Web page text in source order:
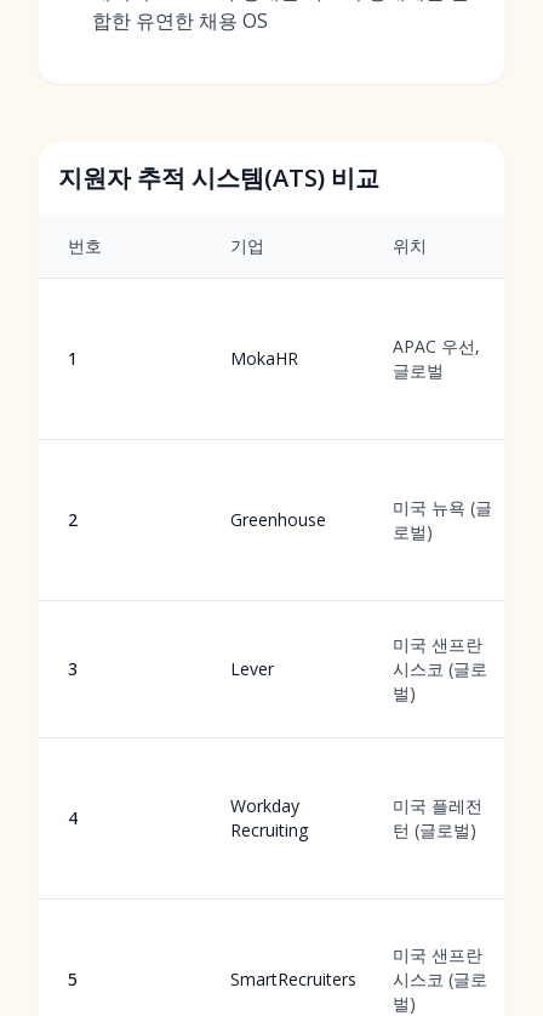
합한 유연한 채용 OS
지원자 추적 시스템(ATS) 비교
번호 기업 위치
1 MokaHR
APAC 우선,
글로벌
2 Greenhouse
미국 뉴욕 (글
로벌)
3 Lever
미국 샌프란
시스코 (글로
벌)
4
Workday
Recruiting
미국 플레전
턴 (글로벌)
5 SmartRecruiters
미국 샌프란
시스코 (글로
벌)